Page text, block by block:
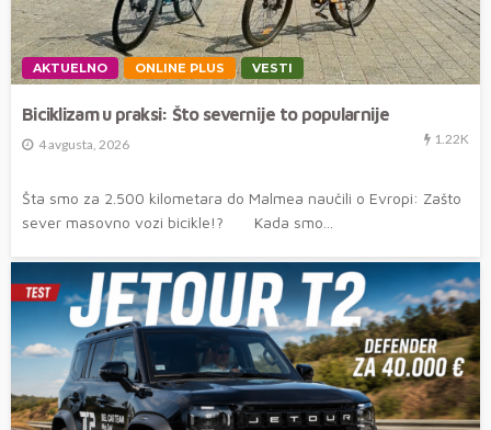
AKTUELNO ONLINE PLUS VESTI
Biciklizam u praksi: Što severnije to popularnije
4 avgusta, 2026 1.22K
Šta smo za 2.500 kilometara do Malmea naučili o Evropi: Zašto
sever masovno vozi bicikle!? Kada smo...